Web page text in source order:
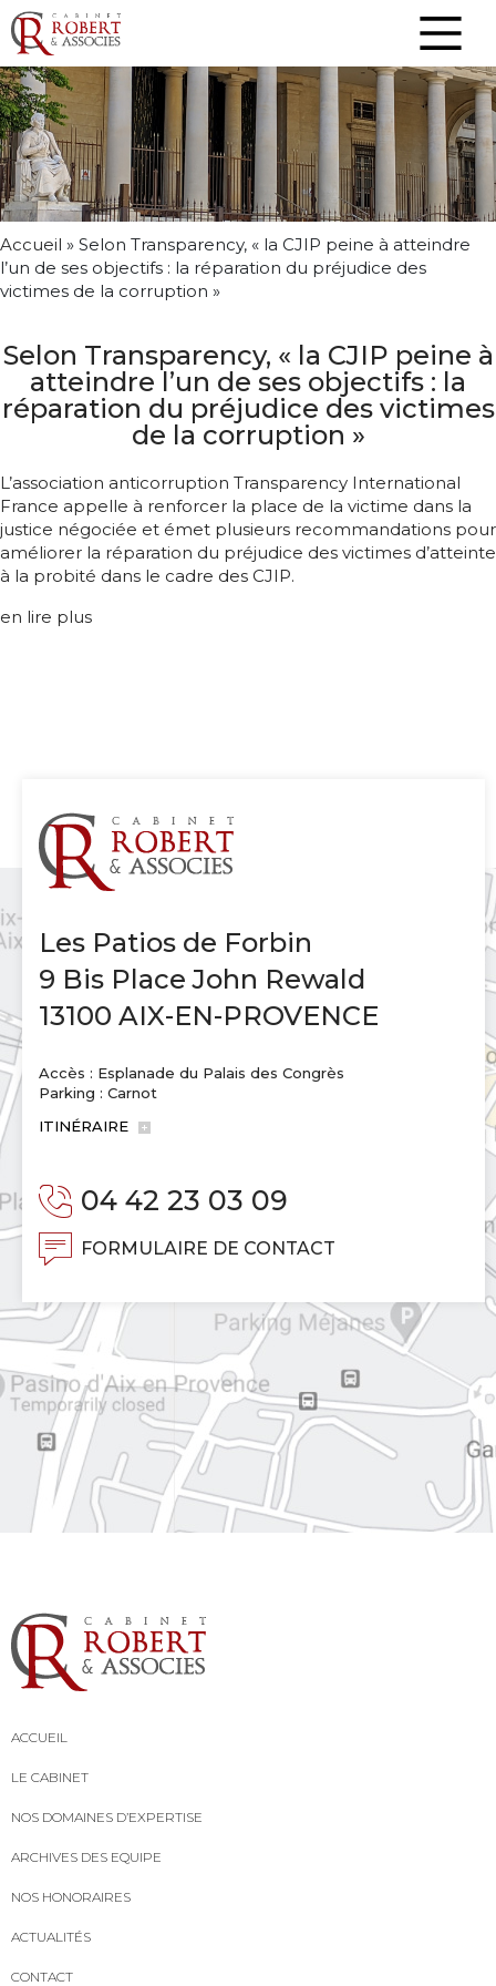
Accueil » Selon Transparency, « la CJIP peine à atteindre
l’un de ses objectifs : la réparation du préjudice des
victimes de la corruption »
Selon Transparency, « la CJIP peine à
atteindre l’un de ses objectifs : la
réparation du préjudice des victimes
de la corruption »
L’association anticorruption Transparency International
France appelle à renforcer la place de la victime dans la
justice négociée et émet plusieurs recommandations pour
améliorer la réparation du préjudice des victimes d’atteinte
à la probité dans le cadre des CJIP.
en lire plus
Les Patios de Forbin
9 Bis Place John Rewald
13100 AIX-EN-PROVENCE
Accès : Esplanade du Palais des Congrès
Parking : Carnot
ITINÉRAIRE
04 42 23 03 09
FORMULAIRE DE CONTACT
ACCUEIL
LE CABINET
NOS DOMAINES D’EXPERTISE
ARCHIVES DES EQUIPE
NOS HONORAIRES
ACTUALITÉS
CONTACT